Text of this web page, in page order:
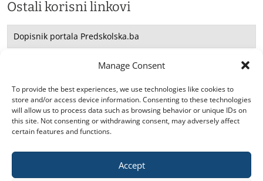
Manage Consent
To provide the best experiences, we use technologies like cookies to
store and/or access device information. Consenting to these technologies
will allow us to process data such as browsing behavior or unique IDs on
this site. Not consenting or withdrawing consent, may adversely affect
certain features and functions.
Accept
Ostali korisni linkovi
Dopisnik portala Predskolska.ba
Saradnja sa UNICEF -om
Konsultacije